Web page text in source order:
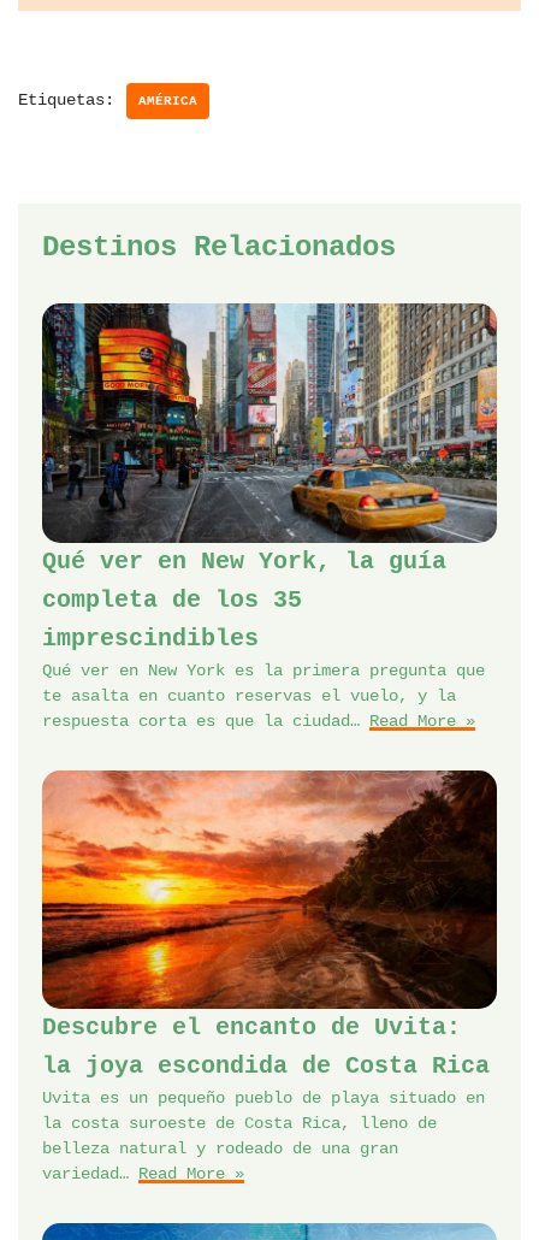
Etiquetas: AMÉRICA
Destinos Relacionados
Qué ver en New York, la guía
completa de los 35
imprescindibles
Qué ver en New York es la primera pregunta que
te asalta en cuanto reservas el vuelo, y la
respuesta corta es que la ciudad… Read More »
Descubre el encanto de Uvita:
la joya escondida de Costa Rica
Uvita es un pequeño pueblo de playa situado en
la costa suroeste de Costa Rica, lleno de
belleza natural y rodeado de una gran
variedad… Read More »